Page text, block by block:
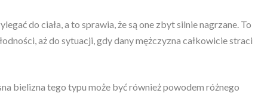
do ciała, a to sprawia, że są one zbyt silnie nagrzane. To
aż do sytuacji, gdy dany mężczyzna całkowicie straci
bielizna tego typu może być również powodem różnego